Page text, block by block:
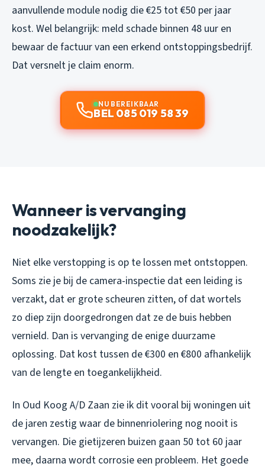
aanvullende module nodig die €25 tot €50 per jaar
kost. Wel belangrijk: meld schade binnen 48 uur en
bewaar de factuur van een erkend ontstoppingsbedrijf.
Dat versnelt je claim enorm.
NU BEREIKBAAR
BEL 085 019 58 39
Wanneer is vervanging
noodzakelijk?
Niet elke verstopping is op te lossen met ontstoppen.
Soms zie je bij de camera-inspectie dat een leiding is
verzakt, dat er grote scheuren zitten, of dat wortels
zo diep zijn doorgedrongen dat ze de buis hebben
vernield. Dan is vervanging de enige duurzame
oplossing. Dat kost tussen de €300 en €800 afhankelijk
van de lengte en toegankelijkheid.
In Oud Koog A/D Zaan zie ik dit vooral bij woningen uit
de jaren zestig waar de binnenriolering nog nooit is
vervangen. Die gietijzeren buizen gaan 50 tot 60 jaar
mee, daarna wordt corrosie een probleem. Het goede